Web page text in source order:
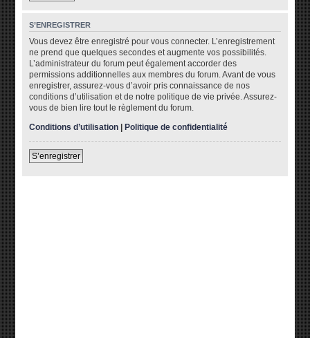
S’ENREGISTRER
Vous devez être enregistré pour vous connecter. L’enregistrement
ne prend que quelques secondes et augmente vos possibilités.
L’administrateur du forum peut également accorder des
permissions additionnelles aux membres du forum. Avant de vous
enregistrer, assurez-vous d’avoir pris connaissance de nos
conditions d’utilisation et de notre politique de vie privée. Assurez-
vous de bien lire tout le règlement du forum.
Conditions d’utilisation |Politique de confidentialité
S’enregistrer